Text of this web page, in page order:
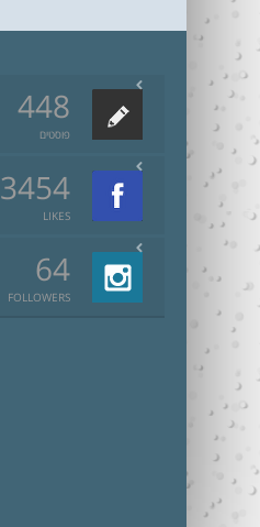
448
פוסטים
3454
LIKES
64
FOLLOWERS